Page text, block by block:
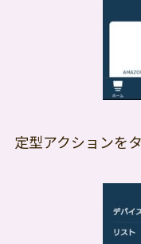
定型アクションを